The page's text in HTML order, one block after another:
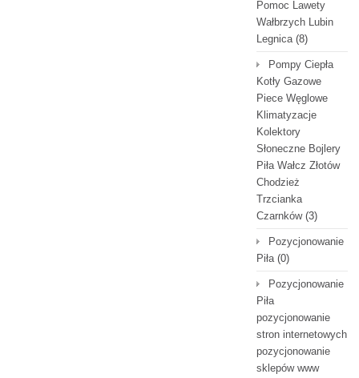
Pomoc Lawety
Wałbrzych Lubin
Legnica(8)
Pompy Ciepła
Kotły Gazowe
Piece Węglowe
Klimatyzacje
Kolektory
Słoneczne Bojlery
Piła Wałcz Złotów
Chodzież
Trzcianka
Czarnków(3)
Pozycjonowanie
Piła(0)
Pozycjonowanie
Piła
pozycjonowanie
stron internetowych
pozycjonowanie
sklepów www